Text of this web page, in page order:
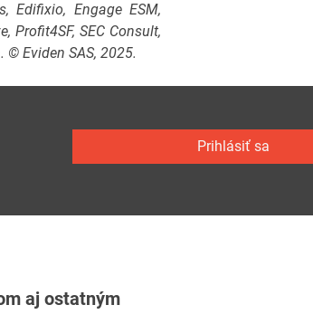
Edifixio, Engage ESM,
Profit4SF, SEC Consult,
Eviden SAS, 2025.
Prihlásiť sa
aj ostatným